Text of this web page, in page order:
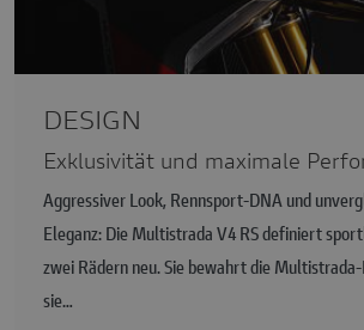
DESIGN
Exklusivität und maximale
Aggressiver Look, Rennsport-DNA und
Eleganz: Die Multistrada V4 RS definiert
zwei Rädern neu. Sie bewahrt die
sie…